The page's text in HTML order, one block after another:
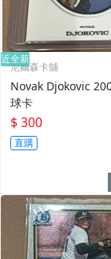
近全新
尼爾森卡舖
Novak Djokovic 2007 Ace 網
球卡
$ 300
直購